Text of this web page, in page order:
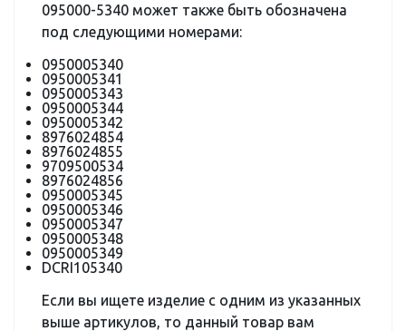
095000-5340 может также быть обозначена
под следующими номерами:
0950005340
0950005341
0950005343
0950005344
0950005342
8976024854
8976024855
9709500534
8976024856
0950005345
0950005346
0950005347
0950005348
0950005349
DCRI105340
Если вы ищете изделие с одним из указанных
выше артикулов, то данный товар вам